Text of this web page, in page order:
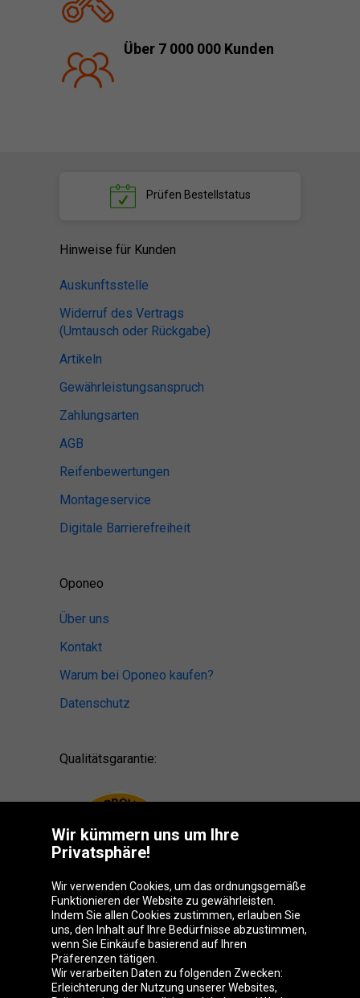
Über 7 000 000 Kunden
Prüfen Bestellstatus
Hinweise für Kunden
Auskunftsstelle
Widerruf des Vertrags
(Umtausch oder Rückgabe)
Artikeln
Gewährleistungsanspruch
Zahlungsarten
AGB
Reifenbewertungen
Montageservice
Digitale Barrierefreiheit
Oponeo
Über uns
Kontakt
Warum bei Oponeo kaufen?
Datenschutz
Qualitätsgarantie:
Oponeo-Gruppe
Wir kümmern uns um Ihre
Privatsphäre!
Wir verwenden Cookies, um das ordnungsgemäße
Funktionieren der Website zu gewährleisten.
Indem Sie allen Cookies zustimmen, erlauben Sie
uns, den Inhalt auf Ihre Bedürfnisse abzustimmen,
wenn Sie Einkäufe basierend auf Ihren
Präferenzen tätigen.
Wir verarbeiten Daten zu folgenden Zwecken:
Erleichterung der Nutzung unserer Websites,